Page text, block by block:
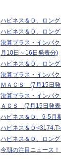
ハピネス＆Ｄ、ロン
ハピネス＆Ｄ、ロン
決算プラス・インパ
月10日～16日発表分)
ハピネス＆Ｄ、ロン
決算プラス・インパ
ＭＡＣＳ (7月15日
決算プラス・インパ
ＡＣＳ (7月15日発
ハピネス＆Ｄ、9-5月
ハピネス＆Ｄ
ハピネス＆Ｄ、ロン
今朝の注目ニュース